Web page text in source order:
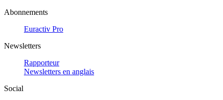
Abonnements
Euractiv Pro
Newsletters
Rapporteur
Newsletters en anglais
Social